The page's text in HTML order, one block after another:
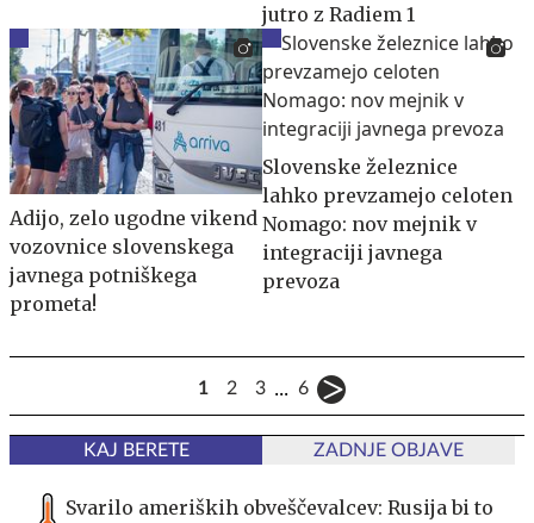
jutro z Radiem 1
Adijo, zelo ugodne vikend
vozovnice slovenskega
javnega potniškega
prometa!
Slovenske železnice
lahko prevzamejo celoten
Nomago: nov mejnik v
integraciji javnega
prevoza
1 2 3 ... 6
KAJ BERETE ZADNJE OBJAVE
Svarilo ameriških obveščevalcev: Rusija bi to